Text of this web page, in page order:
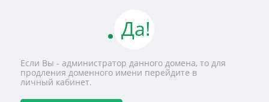
Да!
Если Вы - администратор данного домена, то для
продления доменного имени перейдите в
личный кабинет.